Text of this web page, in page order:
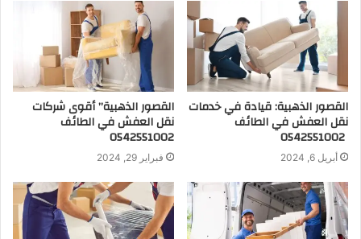
القصور الذهبية: قيادة في خدمات
نقل العفش في الطائف
أبريل 6, 2024
القصور الذهبية” أقوى شركات
نقل العفش في الطائف
0542551002
فبراير 29, 2024